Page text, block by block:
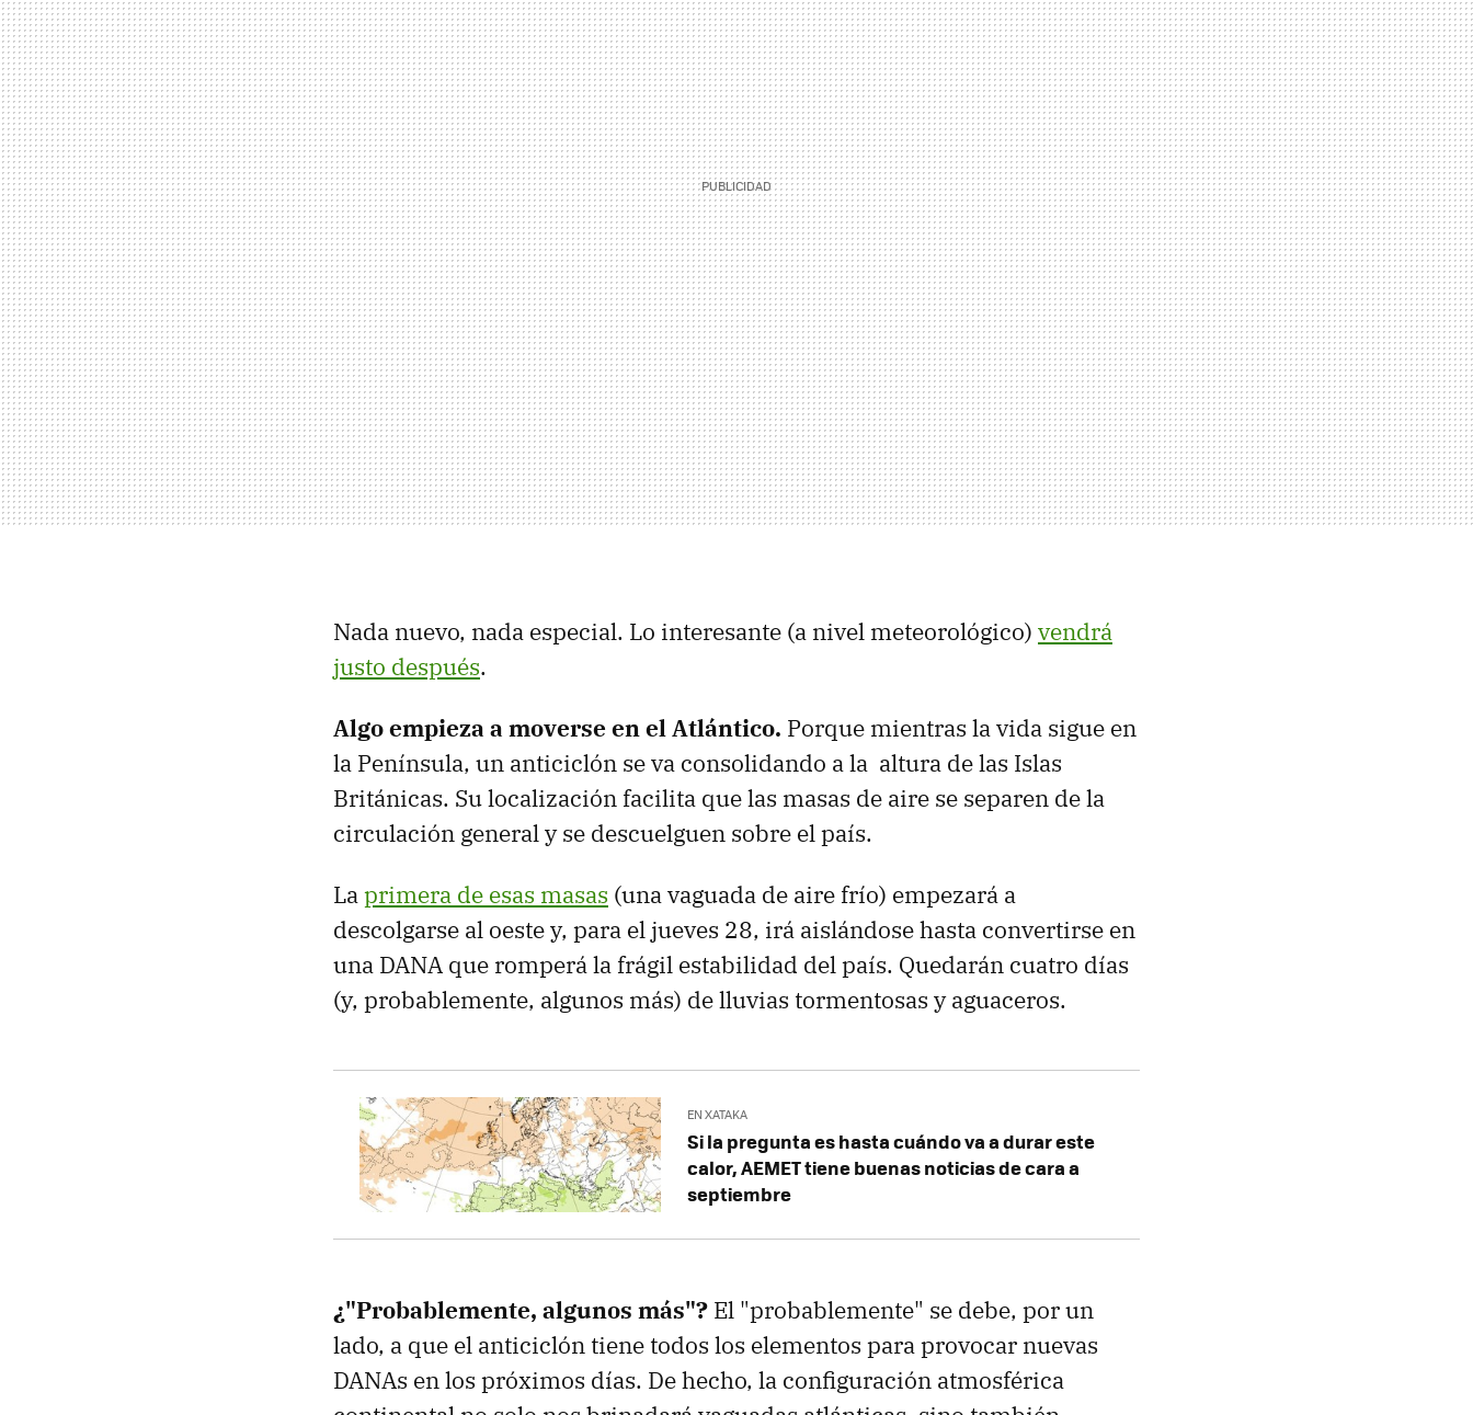
Nada nuevo, nada especial. Lo interesante (a nivel meteorológico) vendrá
justo después.
Algo empieza a moverse en el Atlántico. Porque mientras la vida sigue en
la Península, un anticiclón se va consolidando a la altura de las Islas
Británicas. Su localización facilita que las masas de aire se separen de la
circulación general y se descuelguen sobre el país.
Laprimera de esas masas (una vaguada de aire frío) empezará a
descolgarse al oeste y, para el jueves 28, irá aislándose hasta convertirse en
una DANA que romperá la frágil estabilidad del país. Quedarán cuatro días
(y, probablemente, algunos más) de lluvias tormentosas y aguaceros.
EN XATAKA
Si la pregunta es hasta cuándo va a durar este
calor, AEMET tiene buenas noticias de cara a
septiembre
¿"Probablemente, algunos más"? El "probablemente" se debe, por un
lado, a que el anticiclón tiene todos los elementos para provocar nuevas
DANAs en los próximos días. De hecho, la configuración atmosférica